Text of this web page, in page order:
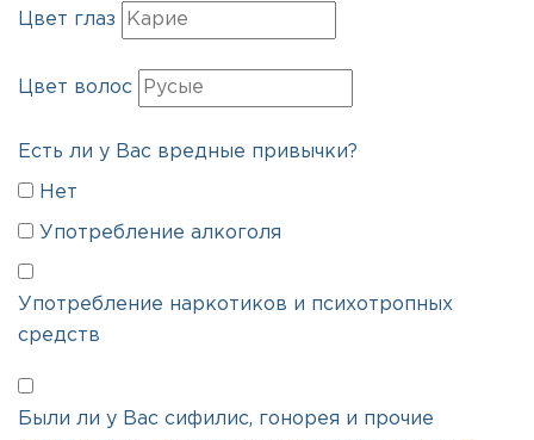
Цвет глаз
Цвет волос
Есть ли у Вас вредные привычки?
Нет
Употребление алкоголя
Употребление наркотиков и психотропных
средств
Были ли у Вас сифилис, гонорея и прочие